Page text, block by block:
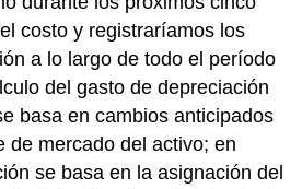
costo y registraríamos los
a lo largo de todo el período
del gasto de depreciación
basa en cambios anticipados
de mercado del activo; en
se basa en la asignación del